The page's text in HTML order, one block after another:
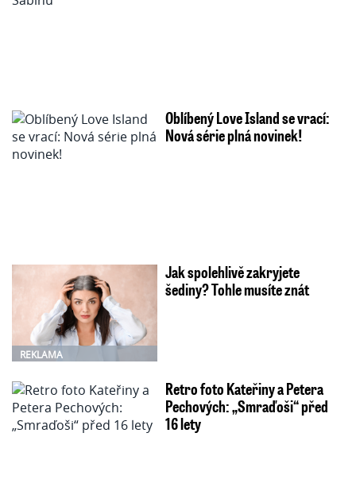
Oblíbený Love Island se vrací:
Nová série plná novinek!
REKLAMA
Jak spolehlivě zakryjete
šediny? Tohle musíte znát
Retro foto Kateřiny a Petera
Pechových: „Smraďoši“ před
16 lety